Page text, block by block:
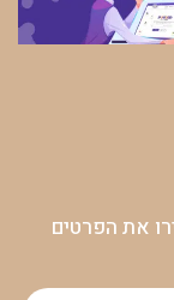
את הפרטים